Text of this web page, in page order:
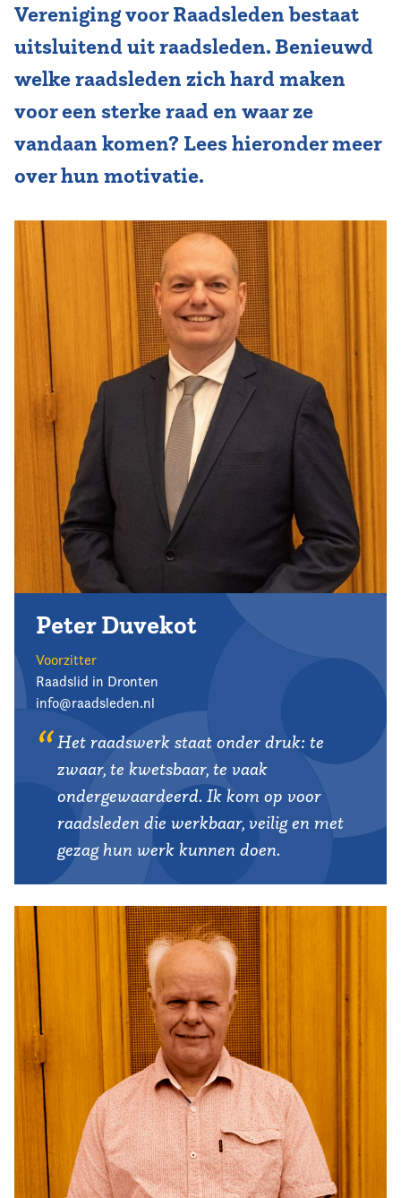
Opleiding & Ontwikkeling
Vereniging
Vereniging voor Raadsleden bestaat
uitsluitend uit raadsleden. Benieuwd
welke raadsleden zich hard maken
voor een sterke raad en waar ze
vandaan komen? Lees hieronder meer
over hun motivatie.
Peter Duvekot
Voorzitter
Raadslid in Dronten
info@raadsleden.nl
Het raadswerk staat onder druk: te
zwaar, te kwetsbaar, te vaak
ondergewaardeerd. Ik kom op voor
raadsleden die werkbaar, veilig en met
gezag hun werk kunnen doen.